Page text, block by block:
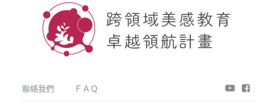
聯絡我們 ＦＡＱ youtube